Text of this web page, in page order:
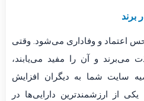
حس اعتماد و وفاداری می‌شود. وقتی
می‌برند و آن را مفید می‌یابند،
سایت شما به دیگران افزایش
یکی از ارزشمندترین دارایی‌ها در